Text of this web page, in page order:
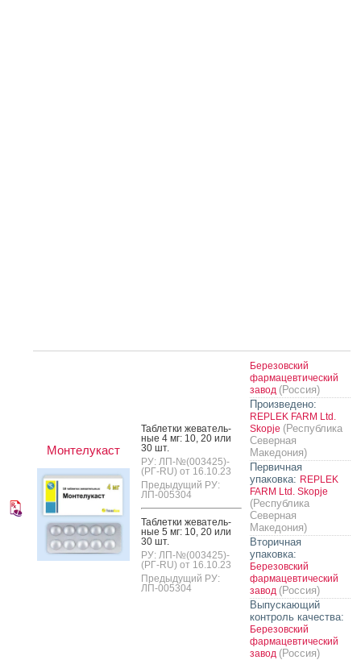
Монтелукаст
Таб­летки же­ватель­
ные 4 мг: 10, 20 или
30 шт.
РУ: ЛП-№(003425)-
(РГ-RU) от 16.10.23
Предыдущий РУ:
ЛП-005304
Таб­летки же­ватель­
ные 5 мг: 10, 20 или
30 шт.
РУ: ЛП-№(003425)-
(РГ-RU) от 16.10.23
Предыдущий РУ:
ЛП-005304
Березовский
фармацевтический
завод (Россия)
Произведено:
REPLEK FARM Ltd.
Skopje (Республика
Северная
Македония)
Первичная
упаковка: REPLEK
FARM Ltd. Skopje
(Республика
Северная
Македония)
Вторичная
упаковка:
Березовский
фармацевтический
завод (Россия)
Выпускающий
контроль качества:
Березовский
фармацевтический
завод (Россия)